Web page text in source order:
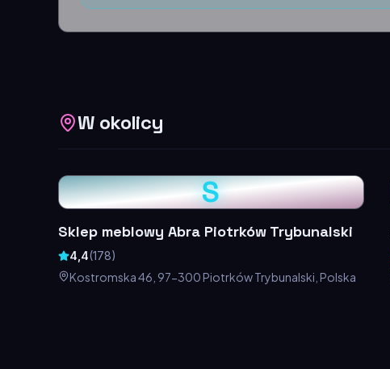
W okolicy
S
Sklep meblowy Abra Piotrków Trybunalski
4,4(178)
Kostromska 46, 97-300 Piotrków Trybunalski, Polska